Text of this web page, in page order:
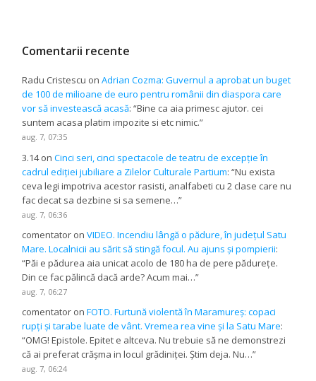
Comentarii recente
Radu Cristescu onAdrian Cozma: Guvernul a aprobat un buget
de 100 de milioane de euro pentru românii din diaspora care
vor să investească acasă: “Bine ca aia primesc ajutor. cei
suntem acasa platim impozite si etc nimic.”
aug. 7, 07:35
3.14onCinci seri, cinci spectacole de teatru de excepție în
cadrul ediției jubiliare a Zilelor Culturale Partium: “Nu exista
ceva legi impotriva acestor rasisti, analfabeti cu 2 clase care nu
fac decat sa dezbine si sa semene…”
aug. 7, 06:36
comentator onVIDEO. Incendiu lângă o pădure, în județul Satu
Mare. Localnicii au sărit să stingă focul. Au ajuns și pompierii:
“Păi e pădurea aia unicat acolo de 180 ha de pere pădurețe.
Din ce fac pălincă dacă arde? Acum mai…”
aug. 7, 06:27
comentator onFOTO. Furtună violentă în Maramureș: copaci
rupți și tarabe luate de vânt. Vremea rea vine și la Satu Mare:
“OMG! Epistole. Epitet e altceva. Nu trebuie să ne demonstrezi
că ai preferat crășma in locul grădiniței. Știm deja. Nu…”
aug. 7, 06:24